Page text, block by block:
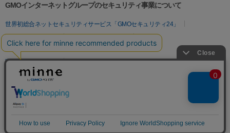
GMOインターネットグループのセキュリティ事業について
世界初総合ネットセキュリティサービス「GMOセキュリティ24」
パスワード漏洩診断
実在証明・盗聴対策
サイバー攻撃対策（GMOサイバーセキュリティ byイエラエ）
サイバー攻撃対策（GMO Flatt Security）
セキュリティ事業の軌跡